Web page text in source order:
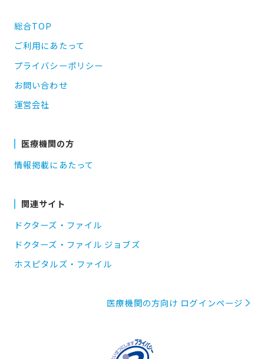
総合TOP
ご利用にあたって
プライバシーポリシー
お問い合わせ
運営会社
医療機関の方
情報掲載にあたって
関連サイト
ドクターズ・ファイル
ドクターズ・ファイル ジョブズ
ホスピタルズ・ファイル
医療機関の方向け ログインページ